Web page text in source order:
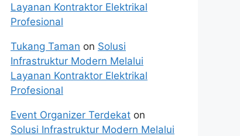
Layanan Kontraktor Elektrikal
Profesional
Tukang Taman on Solusi
Infrastruktur Modern Melalui
Layanan Kontraktor Elektrikal
Profesional
Event Organizer Terdekat on
Solusi Infrastruktur Modern Melalui